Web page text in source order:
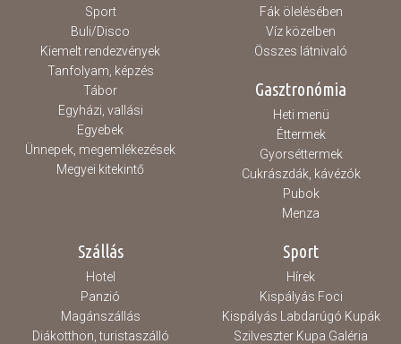
Sport
Buli/Disco
Kiemelt rendezvények
Tanfolyam, képzés
Tábor
Egyházi, vallási
Egyebek
Ünnepek, megemlékezések
Megyei kitekintő
Fák ölelésében
Víz közelben
Összes látnivaló
Gasztronómia
Heti menü
Éttermek
Gyorséttermek
Cukrászdák, kávézók
Pubok
Menza
Szállás
Hotel
Panzió
Magánszállás
Diákotthon, turistaszálló
Sport
Hírek
Kispályás Foci
Kispályás Labdarúgó Kupák
Szilveszter Kupa Galéria